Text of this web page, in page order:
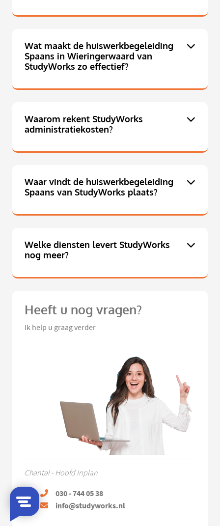
Wat maakt de huiswerkbegeleiding
Spaans in Wieringerwaard van
StudyWorks zo effectief?
Waarom rekent StudyWorks
administratiekosten?
Waar vindt de huiswerkbegeleiding
Spaans van StudyWorks plaats?
Welke diensten levert StudyWorks
nog meer?
Heeft u nog vragen?
Ik help u graag verder
Chantal - Hoofd Inplan
030 - 744 05 38
info@studyworks.nl